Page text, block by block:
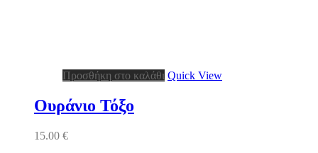
Προσθήκη στο καλάθι Quick View
Ουράνιο Τόξο
15.00 €